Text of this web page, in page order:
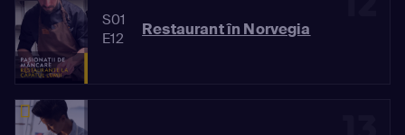
S01
E12
Restaurant în Norvegia